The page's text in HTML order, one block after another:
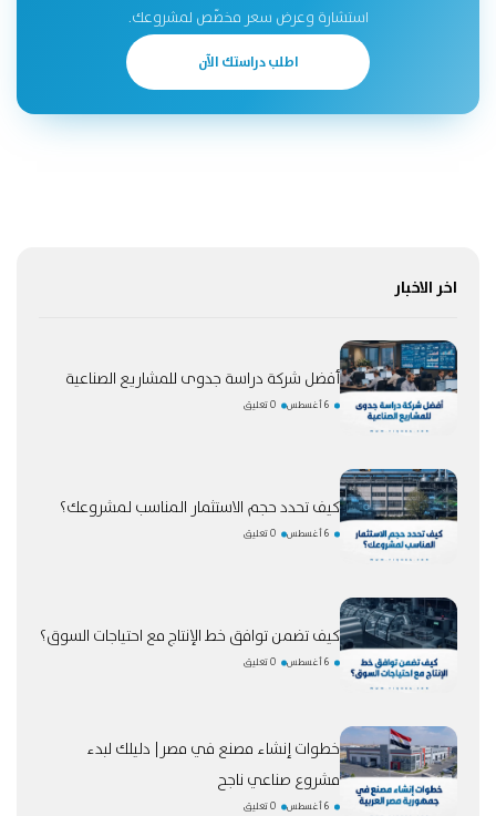
استشارة وعرض سعر مخصّص لمشروعك.
اطلب دراستك الآن
اخر الاخبار
أفضل شركة دراسة جدوى للمشاريع الصناعية
6 أغسطس 0 تعليق
كيف تحدد حجم الاستثمار المناسب لمشروعك؟
6 أغسطس 0 تعليق
كيف تضمن توافق خط الإنتاج مع احتياجات السوق؟
6 أغسطس 0 تعليق
خطوات إنشاء مصنع في مصر| دليلك لبدء
مشروع صناعي ناجح
6 أغسطس 0 تعليق